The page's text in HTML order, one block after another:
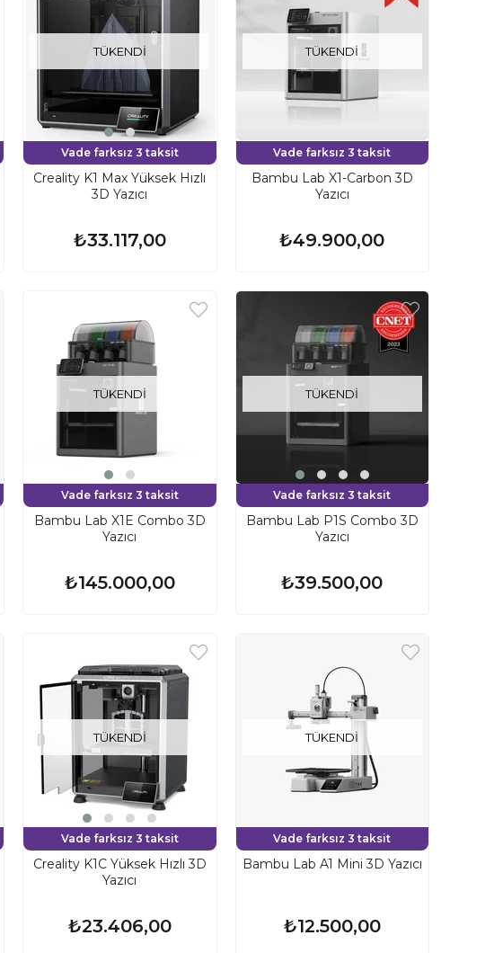
TÜKENDI
Creality K1 Max Yüksek Hızlı
3D Yazıcı
₺33.117,00
Vade farksız 3 taksit
TÜKENDI
Bambu Lab X1-Carbon 3D
Yazıcı
₺49.900,00
Vade farksız 3 taksit
TÜKENDI
Bambu Lab X1E Combo 3D
Yazıcı
₺145.000,00
Vade farksız 3 taksit
TÜKENDI
Bambu Lab P1S Combo 3D
Yazıcı
₺39.500,00
Vade farksız 3 taksit
TÜKENDI
Creality K1C Yüksek Hızlı 3D
Yazıcı
₺23.406,00
Vade farksız 3 taksit
TÜKENDI
Bambu Lab A1 Mini 3D Yazıcı
₺12.500,00
Vade farksız 3 taksit